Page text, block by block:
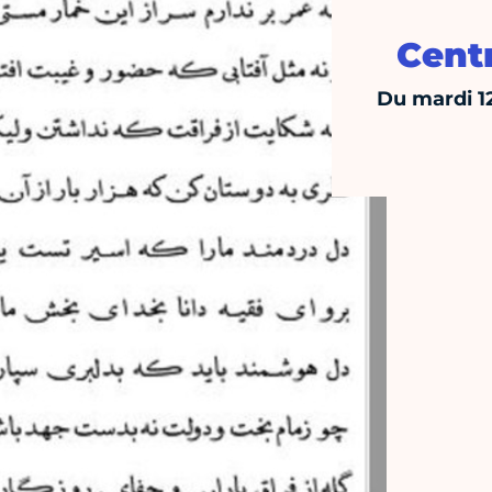
Du mardi